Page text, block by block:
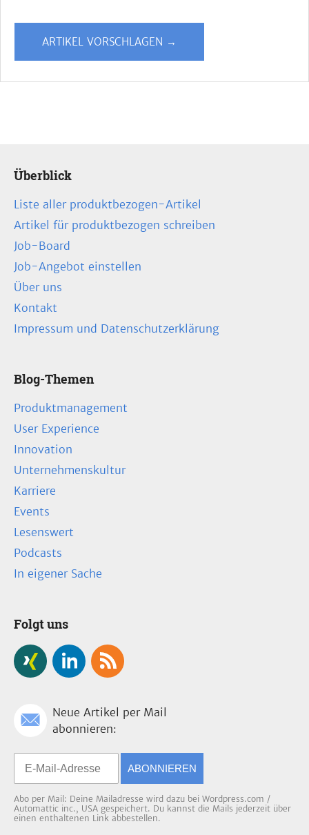
ARTIKEL VORSCHLAGEN →
Überblick
Liste aller produktbezogen-Artikel
Artikel für produktbezogen schreiben
Job-Board
Job-Angebot einstellen
Über uns
Kontakt
Impressum und Datenschutzerklärung
Blog-Themen
Produktmanagement
User Experience
Innovation
Unternehmenskultur
Karriere
Events
Lesenswert
Podcasts
In eigener Sache
Folgt uns
Neue Artikel per Mail
abonnieren:
ABONNIEREN
Abo per Mail: Deine Mailadresse wird dazu bei Wordpress.com /
Automattic inc., USA gespeichert. Du kannst die Mails jederzeit über
einen enthaltenen Link abbestellen.